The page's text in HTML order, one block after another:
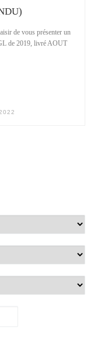
de vous présenter un
de 2019, livré AOUT